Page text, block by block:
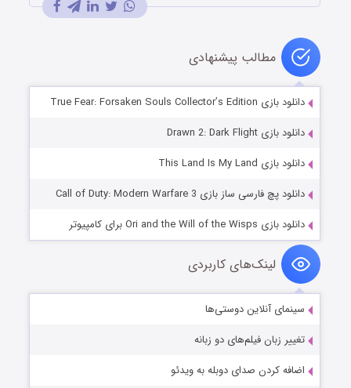
مطالب پیشنهادی
دانلود بازی True Fear: Forsaken Souls Collector’s Edition
دانلود بازی Drawn 2: Dark Flight
دانلود بازی This Land Is My Land
دانلود پچ فارسی ساز بازی Call of Duty: Modern Warfare 3
دانلود بازی Ori and the Will of the Wisps برای کامپیوتر
لینک‌های کاربردی
سینمای آنلاین دوستی‌ها
تغییر زبان فیلم‌های دو زبانه
اضافه کردن صدای دوبله به ویدئو